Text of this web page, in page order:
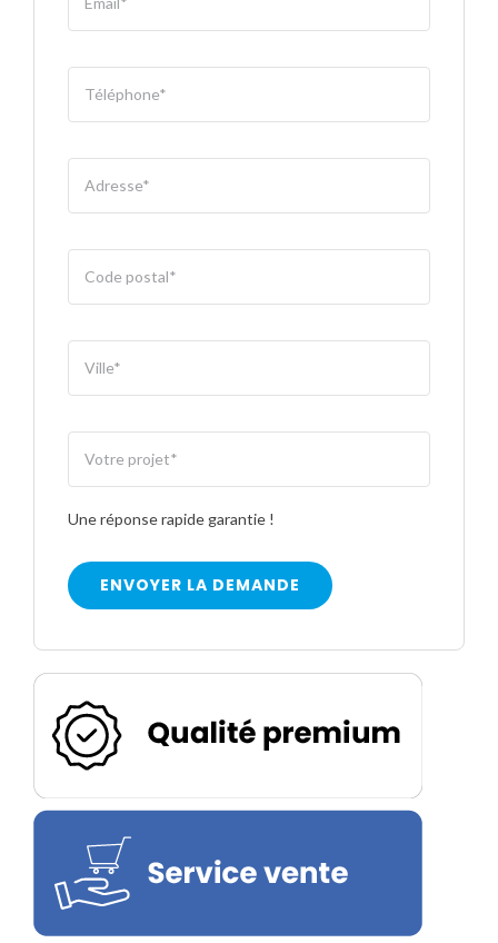
Une réponse rapide garantie !
ENVOYER LA DEMANDE